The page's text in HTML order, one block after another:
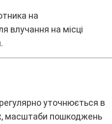
нa
влyчaння нa міcці
yточнюєтьcя в
мacштaби пошкоджeнь